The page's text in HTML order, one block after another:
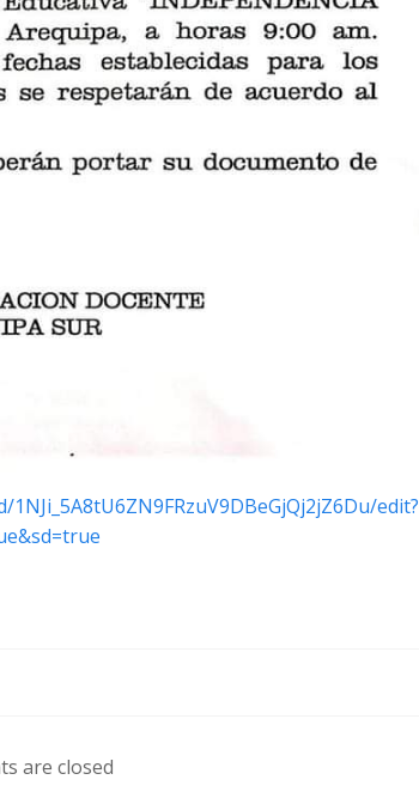
edit?
de
are closed